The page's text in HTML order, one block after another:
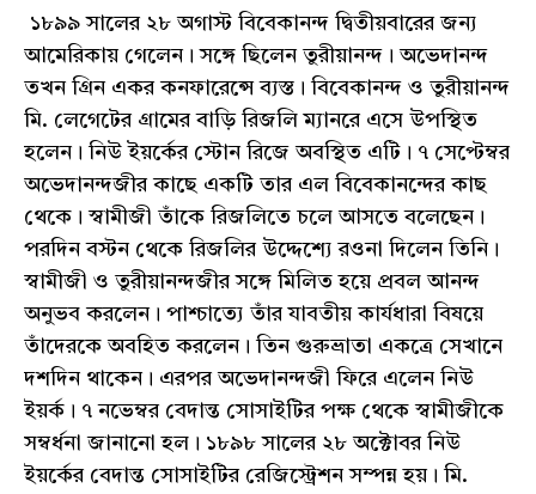
১৮৯৯ সালের ২৮ অগাস্ট বিবেকানন্দ দ্বিতীয়বারের জন্য
আমেরিকায় গেলেন। সঙ্গে ছিলেন তুরীয়ানন্দ। অভেদানন্দ
তখন গ্রিন একর কনফারেন্সে ব্যস্ত। বিবেকানন্দ ও তুরীয়ানন্দ
মি. লেগেটের গ্রামের বাড়ি রিজলি ম্যানরে এসে উপস্থিত
হলেন। নিউ ইয়র্কের স্টোন রিজে অবস্থিত এটি। ৭ সেপ্টেম্বর
অভেদানন্দজীর কাছে একটি তার এল বিবেকানন্দের কাছ
থেকে। স্বামীজী তাঁকে রিজলিতে চলে আসতে বলেছেন।
পরদিন বস্টন থেকে রিজলির উদ্দেশ্যে রওনা দিলেন তিনি।
স্বামীজী ও তুরীয়ানন্দজীর সঙ্গে মিলিত হয়ে প্রবল আনন্দ
অনুভব করলেন। পাশ্চাত্যে তাঁর যাবতীয় কার্যধারা বিষয়ে
তাঁদেরকে অবহিত করলেন। তিন গুরুভ্রাতা একত্রে সেখানে
দশদিন থাকেন। এরপর অভেদানন্দজী ফিরে এলেন নিউ
ইয়র্ক। ৭ নভেম্বর বেদান্ত সোসাইটির পক্ষ থেকে স্বামীজীকে
সম্বর্ধনা জানানো হল। ১৮৯৮ সালের ২৮ অক্টোবর নিউ
ইয়র্কের বেদান্ত সোসাইটির রেজিস্ট্রেশন সম্পন্ন হয়। মি.